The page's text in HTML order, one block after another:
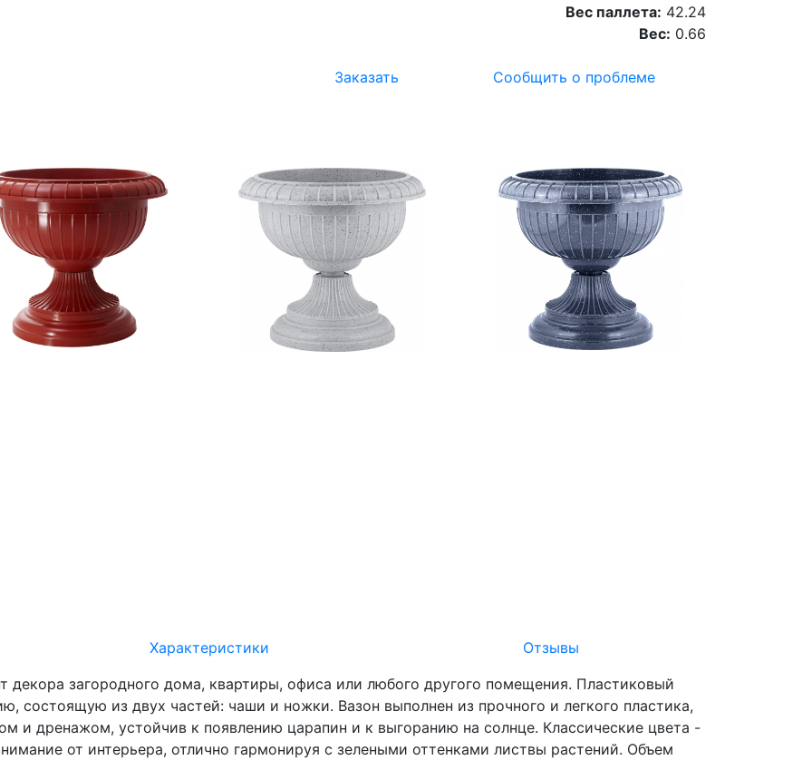
Вес паллета: 42.24
Вес: 0.66
Заказать Сообщить о проблеме
Характеристики
Отзывы
декора загородного дома, квартиры, офиса или любого другого помещения. Пластиковый
состоящую из двух частей: чаши и ножки. Вазон выполнен из прочного и легкого пластика,
и дренажом, устойчив к появлению царапин и к выгоранию на солнце. Классические цвета -
от интерьера, отлично гармонируя с зелеными оттенками листвы растений. Объем